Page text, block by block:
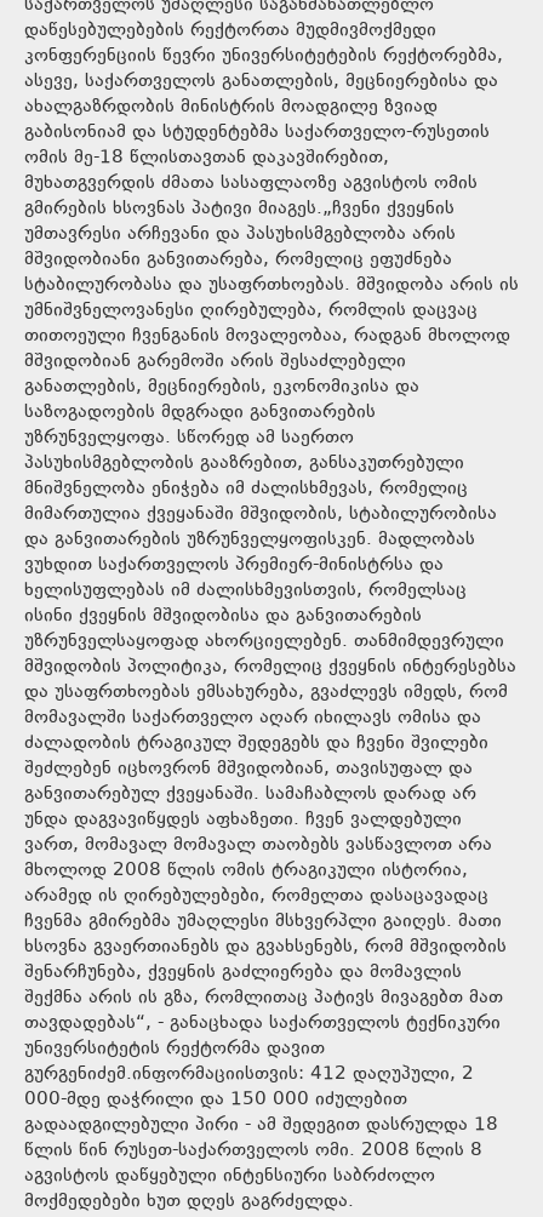
დაწესებულებების რექტორთა მუდმივმოქმედი
კონფერენციის წევრი უნივერსიტეტების რექტორებმა,
ასევე, საქართველოს განათლების, მეცნიერებისა და
ახალგაზრდობის მინისტრის მოადგილე ზვიად
გაბისონიამ და სტუდენტებმა საქართველო-რუსეთის
ომის მე-18 წლისთავთან დაკავშირებით,
მუხათგვერდის ძმათა სასაფლაოზე აგვისტოს ომის
გმირების ხსოვნას პატივი მიაგეს.„ჩვენი ქვეყნის
უმთავრესი არჩევანი და პასუხისმგებლობა არის
მშვიდობიანი განვითარება, რომელიც ეფუძნება
სტაბილურობასა და უსაფრთხოებას. მშვიდობა არის ის
უმნიშვნელოვანესი ღირებულება, რომლის დაცვაც
თითოეული ჩვენგანის მოვალეობაა, რადგან მხოლოდ
მშვიდობიან გარემოში არის შესაძლებელი
განათლების, მეცნიერების, ეკონომიკისა და
საზოგადოების მდგრადი განვითარების
უზრუნველყოფა. სწორედ ამ საერთო
პასუხისმგებლობის გააზრებით, განსაკუთრებული
მნიშვნელობა ენიჭება იმ ძალისხმევას, რომელიც
მიმართულია ქვეყანაში მშვიდობის, სტაბილურობისა
და განვითარების უზრუნველყოფისკენ. მადლობას
ვუხდით საქართველოს პრემიერ-მინისტრსა და
ხელისუფლებას იმ ძალისხმევისთვის, რომელსაც
ისინი ქვეყნის მშვიდობისა და განვითარების
უზრუნველსაყოფად ახორციელებენ. თანმიმდევრული
მშვიდობის პოლიტიკა, რომელიც ქვეყნის ინტერესებსა
და უსაფრთხოებას ემსახურება, გვაძლევს იმედს, რომ
მომავალში საქართველო აღარ იხილავს ომისა და
ძალადობის ტრაგიკულ შედეგებს და ჩვენი შვილები
შეძლებენ იცხოვრონ მშვიდობიან, თავისუფალ და
განვითარებულ ქვეყანაში. სამაჩაბლოს დარად არ
უნდა დაგვავიწყდეს აფხაზეთი. ჩვენ ვალდებული
ვართ, მომავალ მომავალ თაობებს ვასწავლოთ არა
მხოლოდ 2008 წლის ომის ტრაგიკული ისტორია,
არამედ ის ღირებულებები, რომელთა დასაცავადაც
ჩვენმა გმირებმა უმაღლესი მსხვერპლი გაიღეს. მათი
ხსოვნა გვაერთიანებს და გვახსენებს, რომ მშვიდობის
შენარჩუნება, ქვეყნის გაძლიერება და მომავლის
შექმნა არის ის გზა, რომლითაც პატივს მივაგებთ მათ
თავდადებას“, - განაცხადა საქართველოს ტექნიკური
უნივერსიტეტის რექტორმა დავით
გურგენიძემ.ინფორმაციისთვის: 412 დაღუპული, 2
000-მდე დაჭრილი და 150 000 იძულებით
გადაადგილებული პირი - ამ შედეგით დასრულდა 18
წლის წინ რუსეთ-საქართველოს ომი. 2008 წლის 8
აგვისტოს დაწყებული ინტენსიური საბრძოლო
მოქმედებები ხუთ დღეს გაგრძელდა.